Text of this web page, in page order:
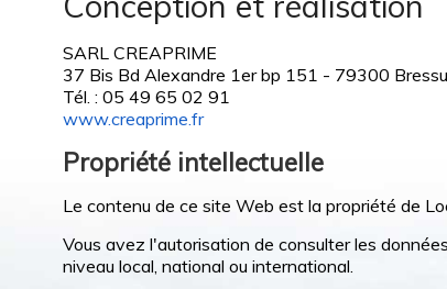
SARL CREAPRIME
37 Bis Bd Alexandre 1er bp 151 - 79300
Tél. : 05 49 65 02 91
www.creaprime.fr
Propriété intellectuelle
Le contenu de ce site Web est la propriété de
Vous avez l'autorisation de consulter les
niveau local, national ou international.